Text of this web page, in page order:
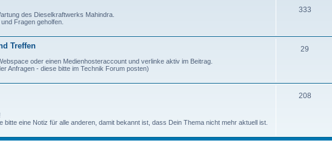
des Dieselkraftwerks Mahindra.
Fragen geholfen.
333
Treffen
oder einen Medienhosteraccount und verlinke aktiv im Beitrag.
Anfragen - diese bitte im Technik Forum posten)
29
bitte eine Notiz für alle anderen, damit bekannt ist, dass Dein Thema nicht mehr aktuell ist.
208